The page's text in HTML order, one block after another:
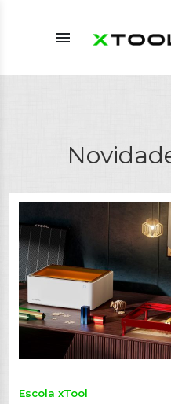
menu
Escola xTool